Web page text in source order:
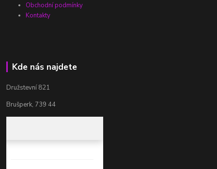
Obchodní podmínky
Kontakty
Kde nás najdete
Družstevní 821
Brušperk, 739 44